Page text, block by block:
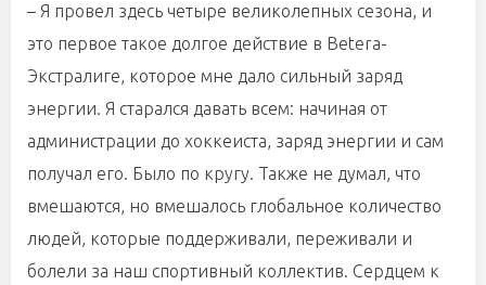
– Я провел здесь четыре великолепных сезона, и
это первое такое долгое действие в Betera-
Экстралиге, которое мне дало сильный заряд
энергии. Я старался давать всем: начиная от
администрации до хоккеиста, заряд энергии и сам
получал его. Было по кругу. Также не думал, что
вмешаются, но вмешалось глобальное количество
людей, которые поддерживали, переживали и
болели за наш спортивный коллектив. Сердцем к